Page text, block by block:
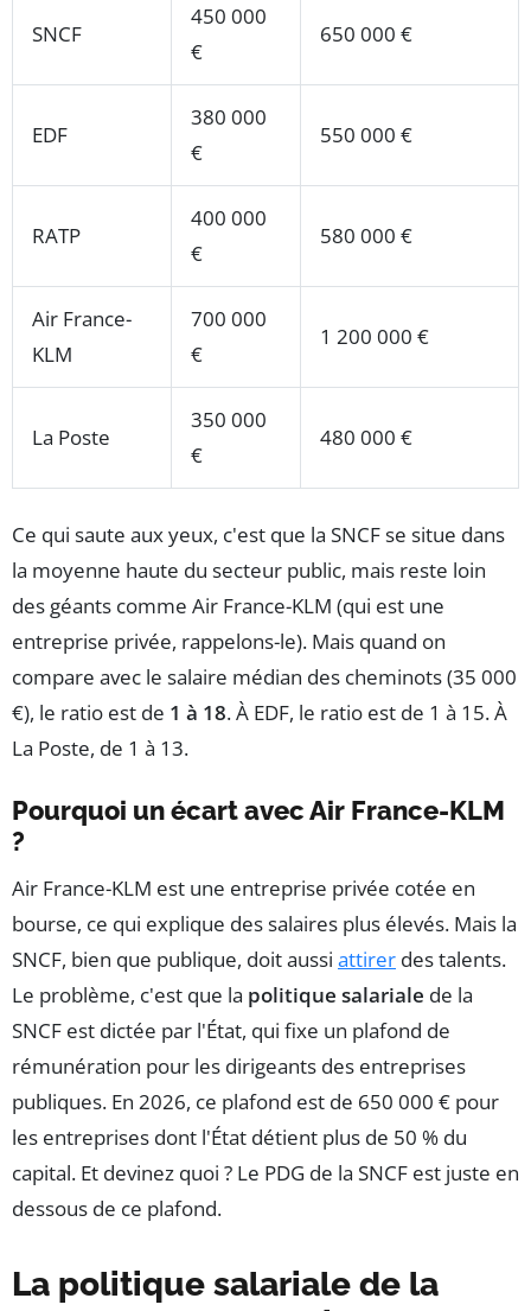
SNCF
450 000
€
650 000 €
EDF
380 000
€
550 000 €
RATP
400 000
€
580 000 €
Air France-
KLM
700 000
€
1 200 000 €
La Poste
350 000
€
480 000 €
Ce qui saute aux yeux, c'est que la SNCF se situe dans
la moyenne haute du secteur public, mais reste loin
des géants comme Air France-KLM (qui est une
entreprise privée, rappelons-le). Mais quand on
compare avec le salaire médian des cheminots (35 000
€), le ratio est de 1 à 18. À EDF, le ratio est de 1 à 15. À
La Poste, de 1 à 13.
Pourquoi un écart avec Air France-KLM
?
Air France-KLM est une entreprise privée cotée en
bourse, ce qui explique des salaires plus élevés. Mais la
SNCF, bien que publique, doit aussi attirer des talents.
Le problème, c'est que la politique salariale de la
SNCF est dictée par l'État, qui fixe un plafond de
rémunération pour les dirigeants des entreprises
publiques. En 2026, ce plafond est de 650 000 € pour
les entreprises dont l'État détient plus de 50 % du
capital. Et devinez quoi ? Le PDG de la SNCF est juste en
dessous de ce plafond.
La politique salariale de la